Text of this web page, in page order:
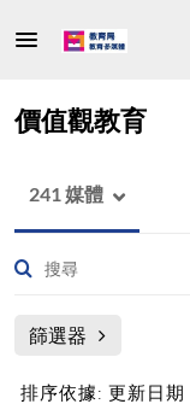
價值觀教育
241 媒體
篩選器
排序依據: 更新日期